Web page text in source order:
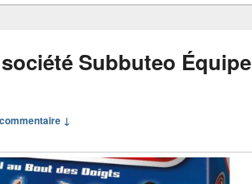
Subbuteo Équipe
↓